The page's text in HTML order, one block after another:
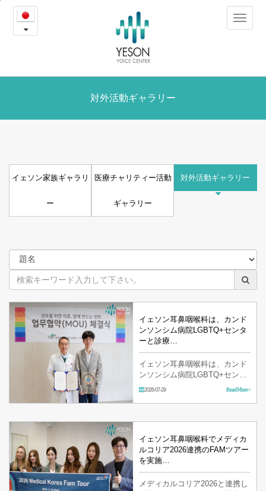
イ
ェ
ン
ャ
リ
Toggle
対外活動ギャラリー
イェソン家族ギャラリ
ー
医療チャリティー活動
ギャラリー
対外活動ギャラリー
イェソン耳鼻咽喉科は、カンド
ンソンシム病院LGBTQ+センタ
ーと診療…
イェソン耳鼻咽喉科は、カンド
ンソンシム病院LGBTQ+センタ
ーと診療協力強化のためのMOU
2026-07-29 Read More >
イェソン耳鼻咽喉科でメディカ
ルコリア2026連携のFAMツアー
を実施…
メディカルコリア2026と連携し